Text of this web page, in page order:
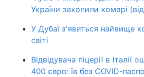
України захопили комарі
У Дубаї з'явиться найвище
світі
Відвідувача піцерії в Італії
400 євро: їв без COVID-